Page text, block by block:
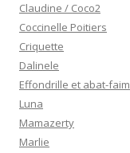
Claudine / Coco2
Coccinelle Poitiers
Criquette
Dalinele
Effondrille et abat-faim
Luna
Mamazerty
Marlie